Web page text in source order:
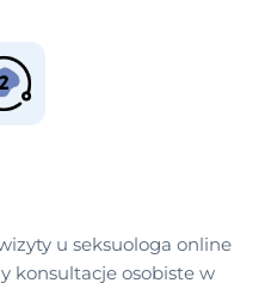
u seksuologa online
konsultacje osobiste w